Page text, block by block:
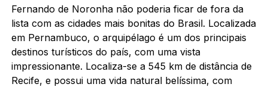
Fernando de Noronha não poderia ficar de fora da
lista com as cidades mais bonitas do Brasil. Localizada
em Pernambuco, o arquipélago é um dos principais
destinos turísticos do país, com uma vista
impressionante. Localiza-se a 545 km de distância de
Recife, e possui uma vida natural belíssima, com